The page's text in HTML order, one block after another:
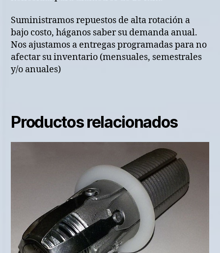
Suministramos repuestos de alta rotación a
bajo costo, háganos saber su demanda anual.
Nos ajustamos a entregas programadas para no
afectar su inventario (mensuales, semestrales
y/o anuales)
Productos relacionados